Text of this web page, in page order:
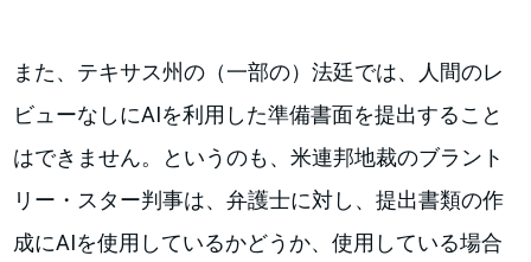
また、テキサス州の（一部の）法廷では、人間のレ
ビューなしにAIを利用した準備書面を提出すること
はできません。というのも、米連邦地裁のブラント
リー・スター判事は、弁護士に対し、提出書類の作
成にAIを使用しているかどうか、使用している場合